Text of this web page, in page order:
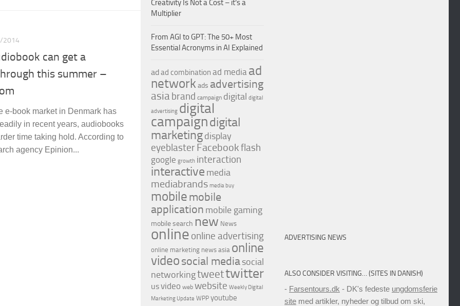
2014
can get a
this summer –
e-book market in Denmark has
in recent years, audiobooks
time taking hold. According to
agency Epinion...
ADVERTISING NEWS
ALSO CONSIDER VISITING… (SITES IN DANISH)
- Farsentours.dk - DK's fedeste ungdomsferie
site med artikler, nyheder og tilbud om ski,
Creativity Is Not a Cost – it’s a
Multiplier
From AGI to GPT: The 50+ Most
Essential Acronyms in AI Explained
adad combination ad media ad
networkads advertising
asia brand campaign digital digital
advertising digital
campaigndigital
marketingdisplay
eyeblasterFacebookflash
google growth interaction
interactive media
mediabrands media buy
mobilemobile
application mobile gaming
mobile search new News
online online advertising
online marketing news asia online
videosocial mediasocial
networkingtweettwitter
usvideo web website Weekly Digital
Marketing Update WPP youtube